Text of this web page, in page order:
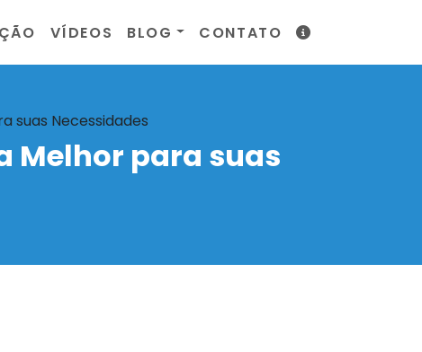
VÍDEOS BLOG CONTATO
suas Necessidades
Melhor para suas